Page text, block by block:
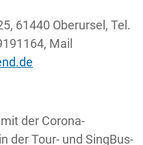
61440 Oberursel, Tel.
Mail
der Corona-
der Tour- und SingBus-